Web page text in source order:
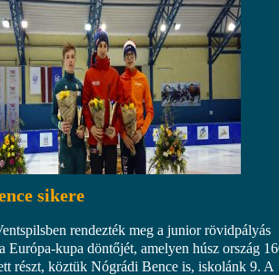
sikere
rendezték meg a junior rövidpályás
Európa-kupa döntőjét, amelyen húsz ország
részt, köztük Nógrádi Bence is, iskolánk 9. A